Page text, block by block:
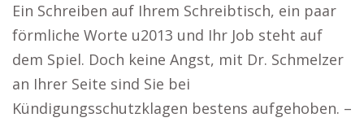
Ein Schreiben auf Ihrem Schreibtisch, ein paar
förmliche Worte u2013 und Ihr Job steht auf
dem Spiel. Doch keine Angst, mit Dr. Schmelzer
an Ihrer Seite sind Sie bei
Kündigungsschutzklagen bestens aufgehoben. –